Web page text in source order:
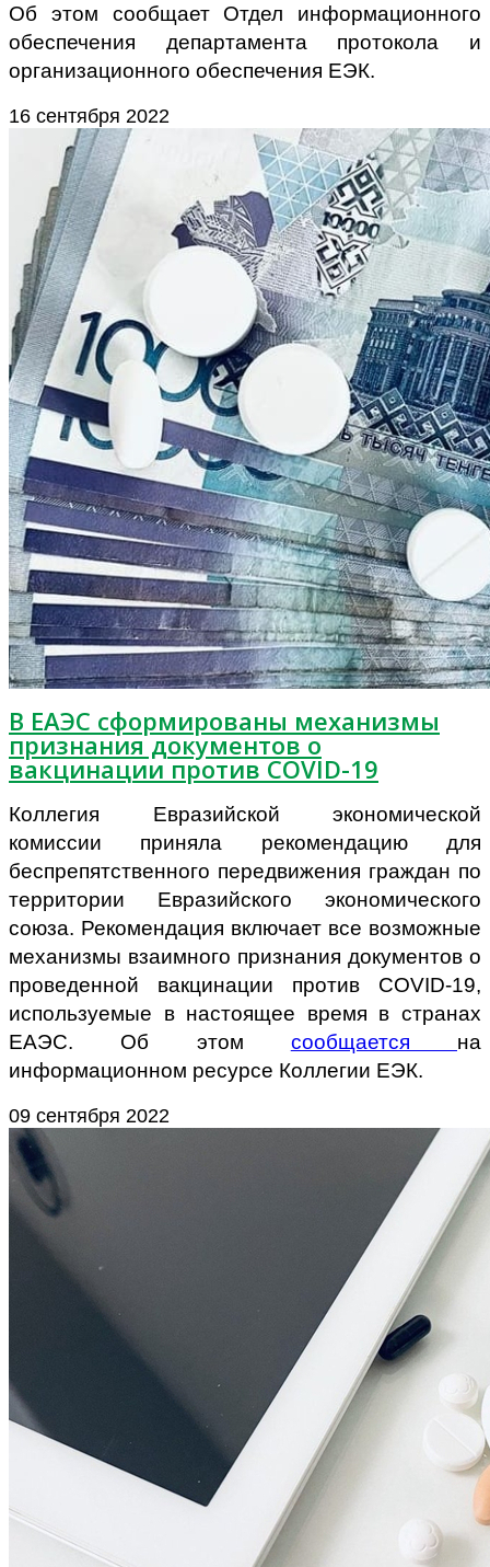
Об этом сообщает Отдел информационного
обеспечения департамента протокола и
организационного обеспечения ЕЭК.
16 сентября 2022
В ЕАЭС сформированы механизмы
признания документов о
вакцинации против COVID-19
Коллегия Евразийской экономической
комиссии приняла рекомендацию для
беспрепятственного передвижения граждан по
территории Евразийского экономического
союза. Рекомендация включает все возможные
механизмы взаимного признания документов о
проведенной вакцинации против COVID-19,
используемые в настоящее время в странах
ЕАЭС. Об этом сообщается на
информационном ресурсе Коллегии ЕЭК.
09 сентября 2022